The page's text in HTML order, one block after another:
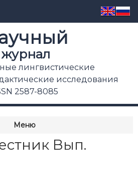
журнал
лингвистические
исследования
2587-8085
Меню
Вып.